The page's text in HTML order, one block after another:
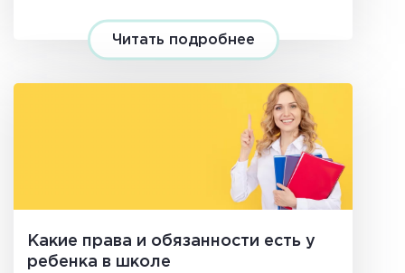
Читать подробнее
Какие права и обязанности есть у
ребенка в школе